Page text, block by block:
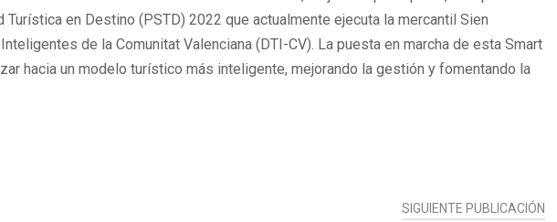
en Destino (PSTD) 2022 que actualmente ejecuta la mercantil Sien
de la Comunitat Valenciana (DTI-CV). La puesta en marcha de esta Smart
hacia un modelo turístico más inteligente, mejorando la gestión y fomentando la
SIGUIENTE PUBLICACIÓN